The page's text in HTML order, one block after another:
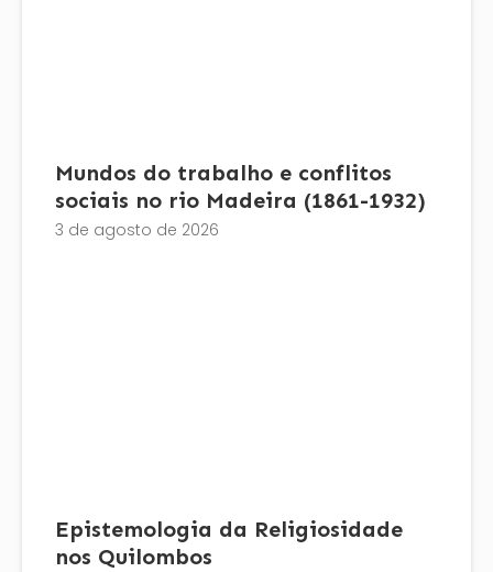
Mundos do trabalho e conflitos
sociais no rio Madeira (1861-1932)
3 de agosto de 2026
Epistemologia da Religiosidade
nos Quilombos